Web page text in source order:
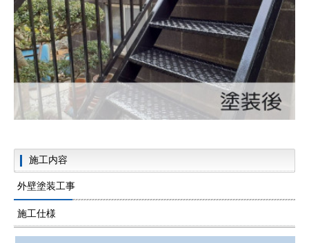
施工内容
外壁塗装工事
施工仕様